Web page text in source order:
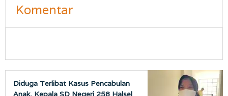
Komentar
Diduga Terlibat Kasus Pencabulan
Anak, Kepala SD Negeri 258 Halsel